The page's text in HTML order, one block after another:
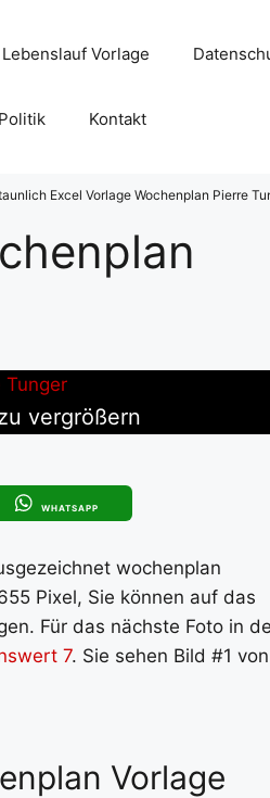
Vorlage
Kontakt
Excel Vorlage Wochenplan Pierre
vergrößern
WHATSAPP
wochenplan
Pixel, Sie können auf das
Für das nächste Foto in
7. Sie sehen Bild #1 von
Vorlage